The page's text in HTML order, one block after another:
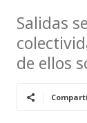
Salidas
de ellos